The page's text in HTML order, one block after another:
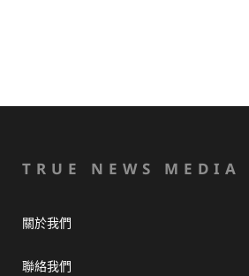
TRUE NEWS MEDIA
關於我們
聯絡我們